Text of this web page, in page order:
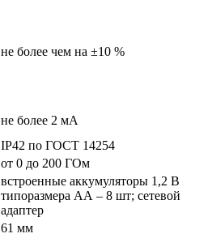
не более чем на ±10 %
не более 2 мА
IP42 по ГОСТ 14254
от 0 до 200 ГОм
встроенные аккумуляторы 1,2 В
типоразмера АА – 8 шт; сетевой
адаптер
61 мм